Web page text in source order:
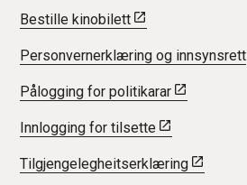
Bestille kinobilett
Personvernerklæring og innsynsrett
Pålogging for politikarar
Innlogging for tilsette
Tilgjengelegheitserklæring